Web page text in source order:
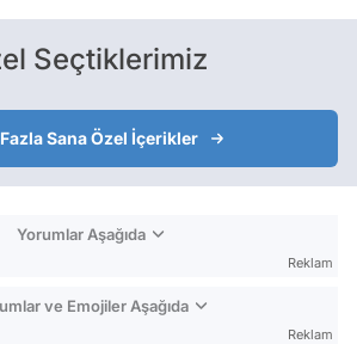
Seçtiklerimiz
Sana Özel İçerikler
Yorumlar Aşağıda
Reklam
ve Emojiler Aşağıda
Reklam